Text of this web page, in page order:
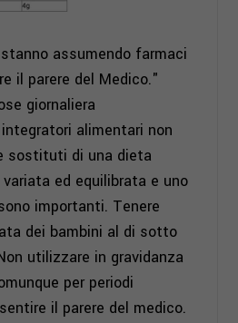
assumendo farmaci
il parere del Medico."
giornaliera
alimentari non
sostituti di una dieta
ed equilibrata e uno
importanti. Tenere
dei bambini al di sotto
utilizzare in gravidanza
per periodi
il parere del medico.